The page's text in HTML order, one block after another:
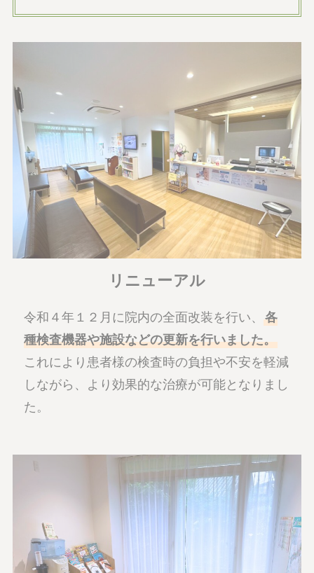
リニューアル
令和４年１２月に院内の全面改装を行い、各
種検査機器や施設などの更新を行いました。
これにより患者様の検査時の負担や不安を軽減
しながら、より効果的な治療が可能となりまし
た。